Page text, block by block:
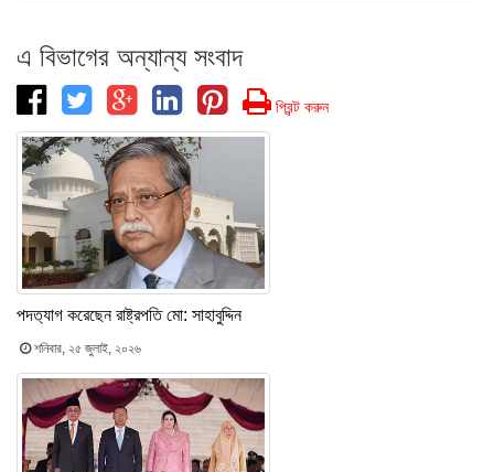
এ বিভাগের অন্যান্য সংবাদ
প্রিন্ট করুন
পদত‍্যাগ করেছেন রাষ্ট্রপতি মো: সাহাবুদ্দিন
শনিবার, ২৫ জুলাই, ২০২৬